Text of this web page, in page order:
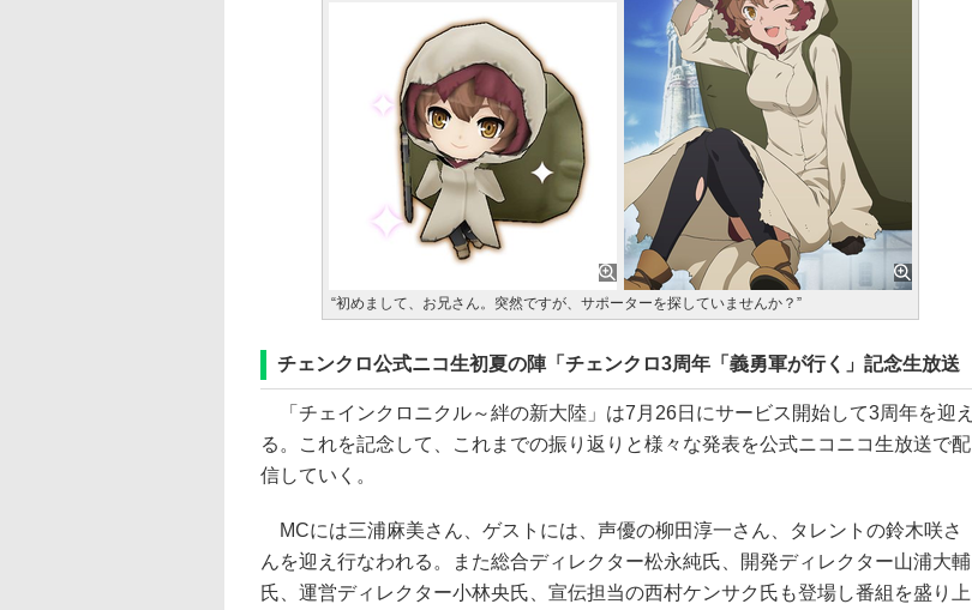
“初めまして、お兄さん。突然ですが、サポーターを探していませんか？”
チェンクロ公式ニコ生初夏の陣「チェンクロ3周年「義勇軍が行く」記念生放送
「チェインクロニクル～絆の新大陸」は7月26日にサービス開始して3周年を迎え
る。これを記念して、これまでの振り返りと様々な発表を公式ニコニコ生放送で配
信していく。
MCには三浦麻美さん、ゲストには、声優の柳田淳一さん、タレントの鈴木咲さ
んを迎え行なわれる。また総合ディレクター松永純氏、開発ディレクター山浦大輔
氏、運営ディレクター小林央氏、宣伝担当の西村ケンサク氏も登場し番組を盛り上